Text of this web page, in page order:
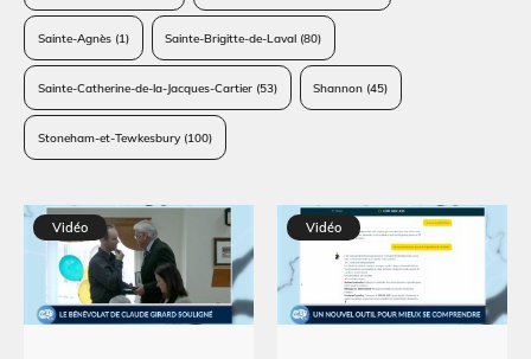
Sainte-Agnès(1) Sainte-Brigitte-de-Laval (80)
Sainte-Catherine-de-la-Jacques-Cartier(53) Shannon (45)
Stoneham-et-Tewkesbury(100)
Vidéo Vidéo